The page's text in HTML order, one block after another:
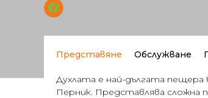
Представяне Обслужване
Духлата е най-дългата
Перник. Представлява